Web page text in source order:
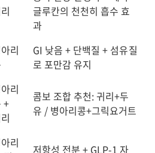
글루칸의 천천히 흡수 효
과
리
GI 낮음 + 단백질 + 섬유질
로 포만감 유지
리
+
콤보 조합 추천: 귀리+두
유 / 병아리콩+그릭요거트
리
저항성 전분 + GLP-1 자